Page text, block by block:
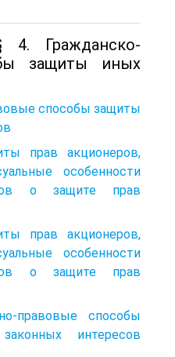
Гражданско-
защиты иных
способы защиты
прав акционеров,
особенности
о защите прав
прав акционеров,
особенности
о защите прав
правовые способы
интересов